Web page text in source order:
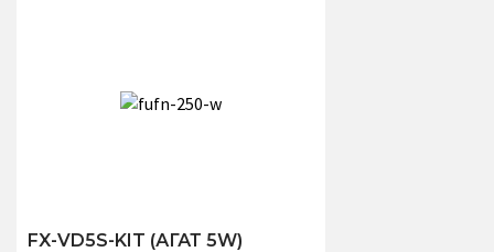
FX-VD5S-KIT (АГАТ 5W)